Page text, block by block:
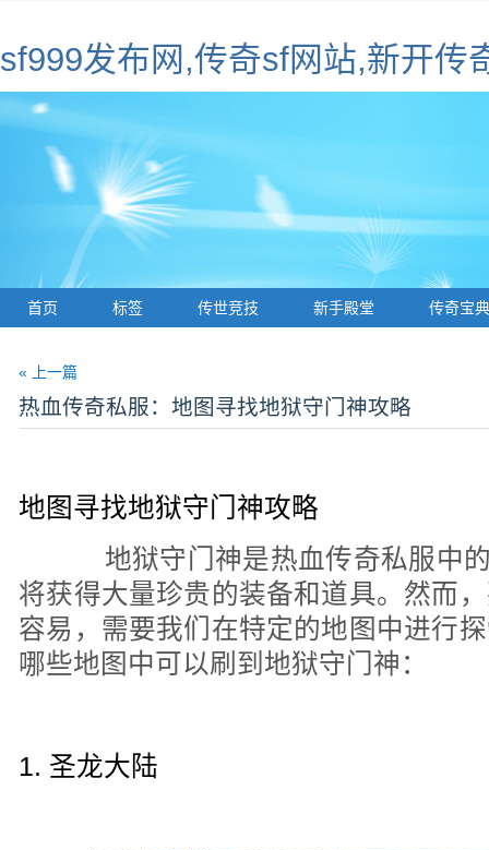
sf999发布网,传奇sf网站,新开传
首页 标签 传世竞技 新手殿堂 传奇宝典
« 上一篇
热血传奇私服：地图寻找地狱守门神攻略
地图寻找地狱守门神攻略
地狱守门神是热血传奇私服中的
将获得大量珍贵的装备和道具。然而
容易，需要我们在特定的地图中进行
哪些地图中可以刷到地狱守门神：
1. 圣龙大陆